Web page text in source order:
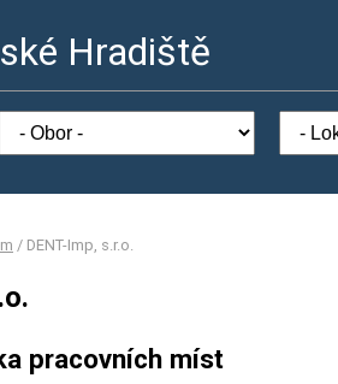
Hradiště
/ DENT-Imp, s.r.o.
pracovních míst